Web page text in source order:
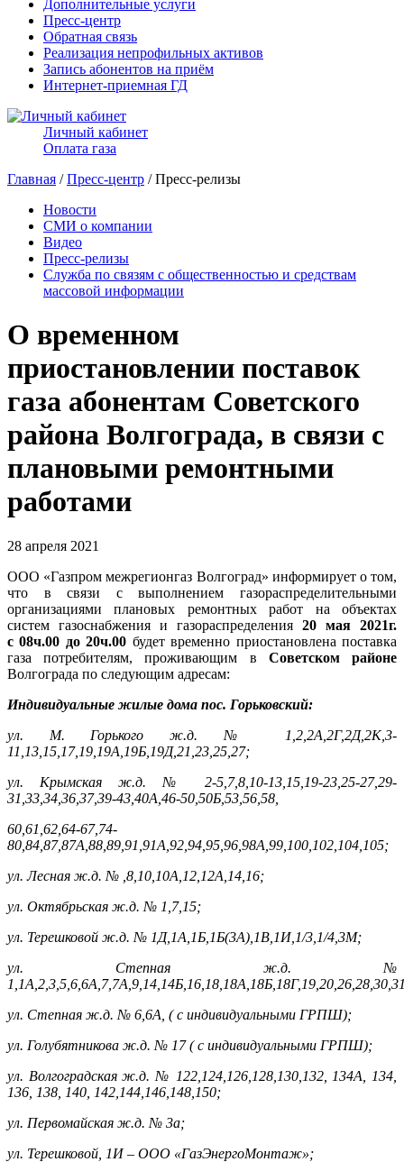
Дополнительные услуги
Пресс-центр
Обратная связь
Реализация непрофильных активов
Запись абонентов на приём
Интернет-приемная ГД
Личный кабинет
Оплата газа
Главная /Пресс-центр / Пресс-релизы
Новости
СМИ о компании
Видео
Пресс-релизы
Служба по связям с общественностью и средствам
массовой информации
О временном
приостановлении поставок
газа абонентам Советского
района Волгограда, в связи с
плановыми ремонтными
работами
28 апреля 2021
ООО «Газпром межрегионгаз Волгоград» информирует о том,
что в связи с выполнением газораспределительными
организациями плановых ремонтных работ на объектах
систем газоснабжения и газораспределения 20 мая 2021г.
с 08ч.00 до 20ч.00 будет временно приостановлена поставка
газа потребителям, проживающим в Советском районе
Волгограда по следующим адресам:
Индивидуальные жилые дома пос. Горьковский:
ул. М. Горького ж.д. № 1,2,2А,2Г,2Д,2К,3-
11,13,15,17,19,19А,19Б,19Д,21,23,25,27;
ул. Крымская ж.д. № 2-5,7,8,10-13,15,19-23,25-27,29-
31,33,34,36,37,39-43,40А,46-50,50Б,53,56,58,
60,61,62,64-67,74-
80,84,87,87А,88,89,91,91А,92,94,95,96,98А,99,100,102,104,105;
ул. Лесная ж.д. № ,8,10,10А,12,12А,14,16;
ул. Октябрьская ж.д. № 1,7,15;
ул. Терешковой ж.д. № 1Д,1А,1Б,1Б(3А),1В,1И,1/3,1/4,3М;
ул. Степная ж.д. №
ул. Степная ж.д. № 6,6А, ( с индивидуальными ГРПШ);
ул. Голубятникова ж.д. № 17 ( с индивидуальными ГРПШ);
ул. Волгоградская ж.д. № 122,124,126,128,130,132, 134А, 134,
136, 138, 140, 142,144,146,148,150;
ул. Первомайская ж.д. № 3а;
ул. Терешковой, 1И – ООО «ГазЭнергоМонтаж»;